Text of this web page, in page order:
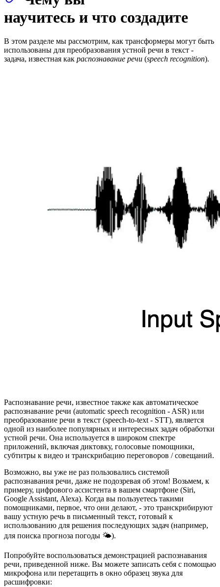
научитесь и что создадите
В этом разделе мы рассмотрим, как трансформеры могут быть
использованы для преобразования устной речи в текст -
задача, известная как распознавание речи (speech recognition).
Распознавание речи, известное также как автоматическое
распознавание речи (automatic speech recognition - ASR) или
преобразование речи в текст (speech-to-text - STT), является
одной из наиболее популярных и интересных задач обработки
устной речи. Она используется в широком спектре
приложений, включая диктовку, голосовые помощники,
субтитры к видео и транскрибацию переговоров / совещаний.
Возможно, вы уже не раз пользовались системой
распознавания речи, даже не подозревая об этом! Возьмем, к
примеру, цифрового ассистента в вашем смартфоне (Siri,
Google Assistant, Alexa). Когда вы пользуетесь такими
помощниками, первое, что они делают, - это транскрибируют
вашу устную речь в письменный текст, готовый к
использованию для решения последующих задач (например,
для поиска прогноза погоды 🌤️).
Попробуйте воспользоваться демонстрацией распознавания
речи, приведенной ниже. Вы можете записать себя с помощью
микрофона или перетащить в окно образец звука для
расшифровки: